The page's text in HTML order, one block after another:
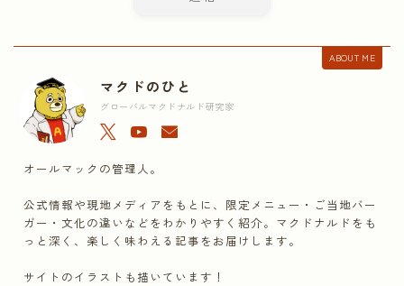
ABOUT ME
マクドのひと
グローバルマクドナルド研究家
オールマックの管理人。
公式情報や現地メディアをもとに、限定メニュー・ご当地バー
ガー・文化の違いなどをわかりやすく紹介。マクドナルドをも
っと深く、楽しく味わえる記事をお届けします。
サイトのイラストも描いています！